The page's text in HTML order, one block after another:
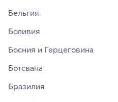
Бельгия
Боливия
Босния и Герцеговина
Ботсвана
Бразилия